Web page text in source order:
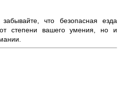
что безопасная езда
степени вашего умения, но и